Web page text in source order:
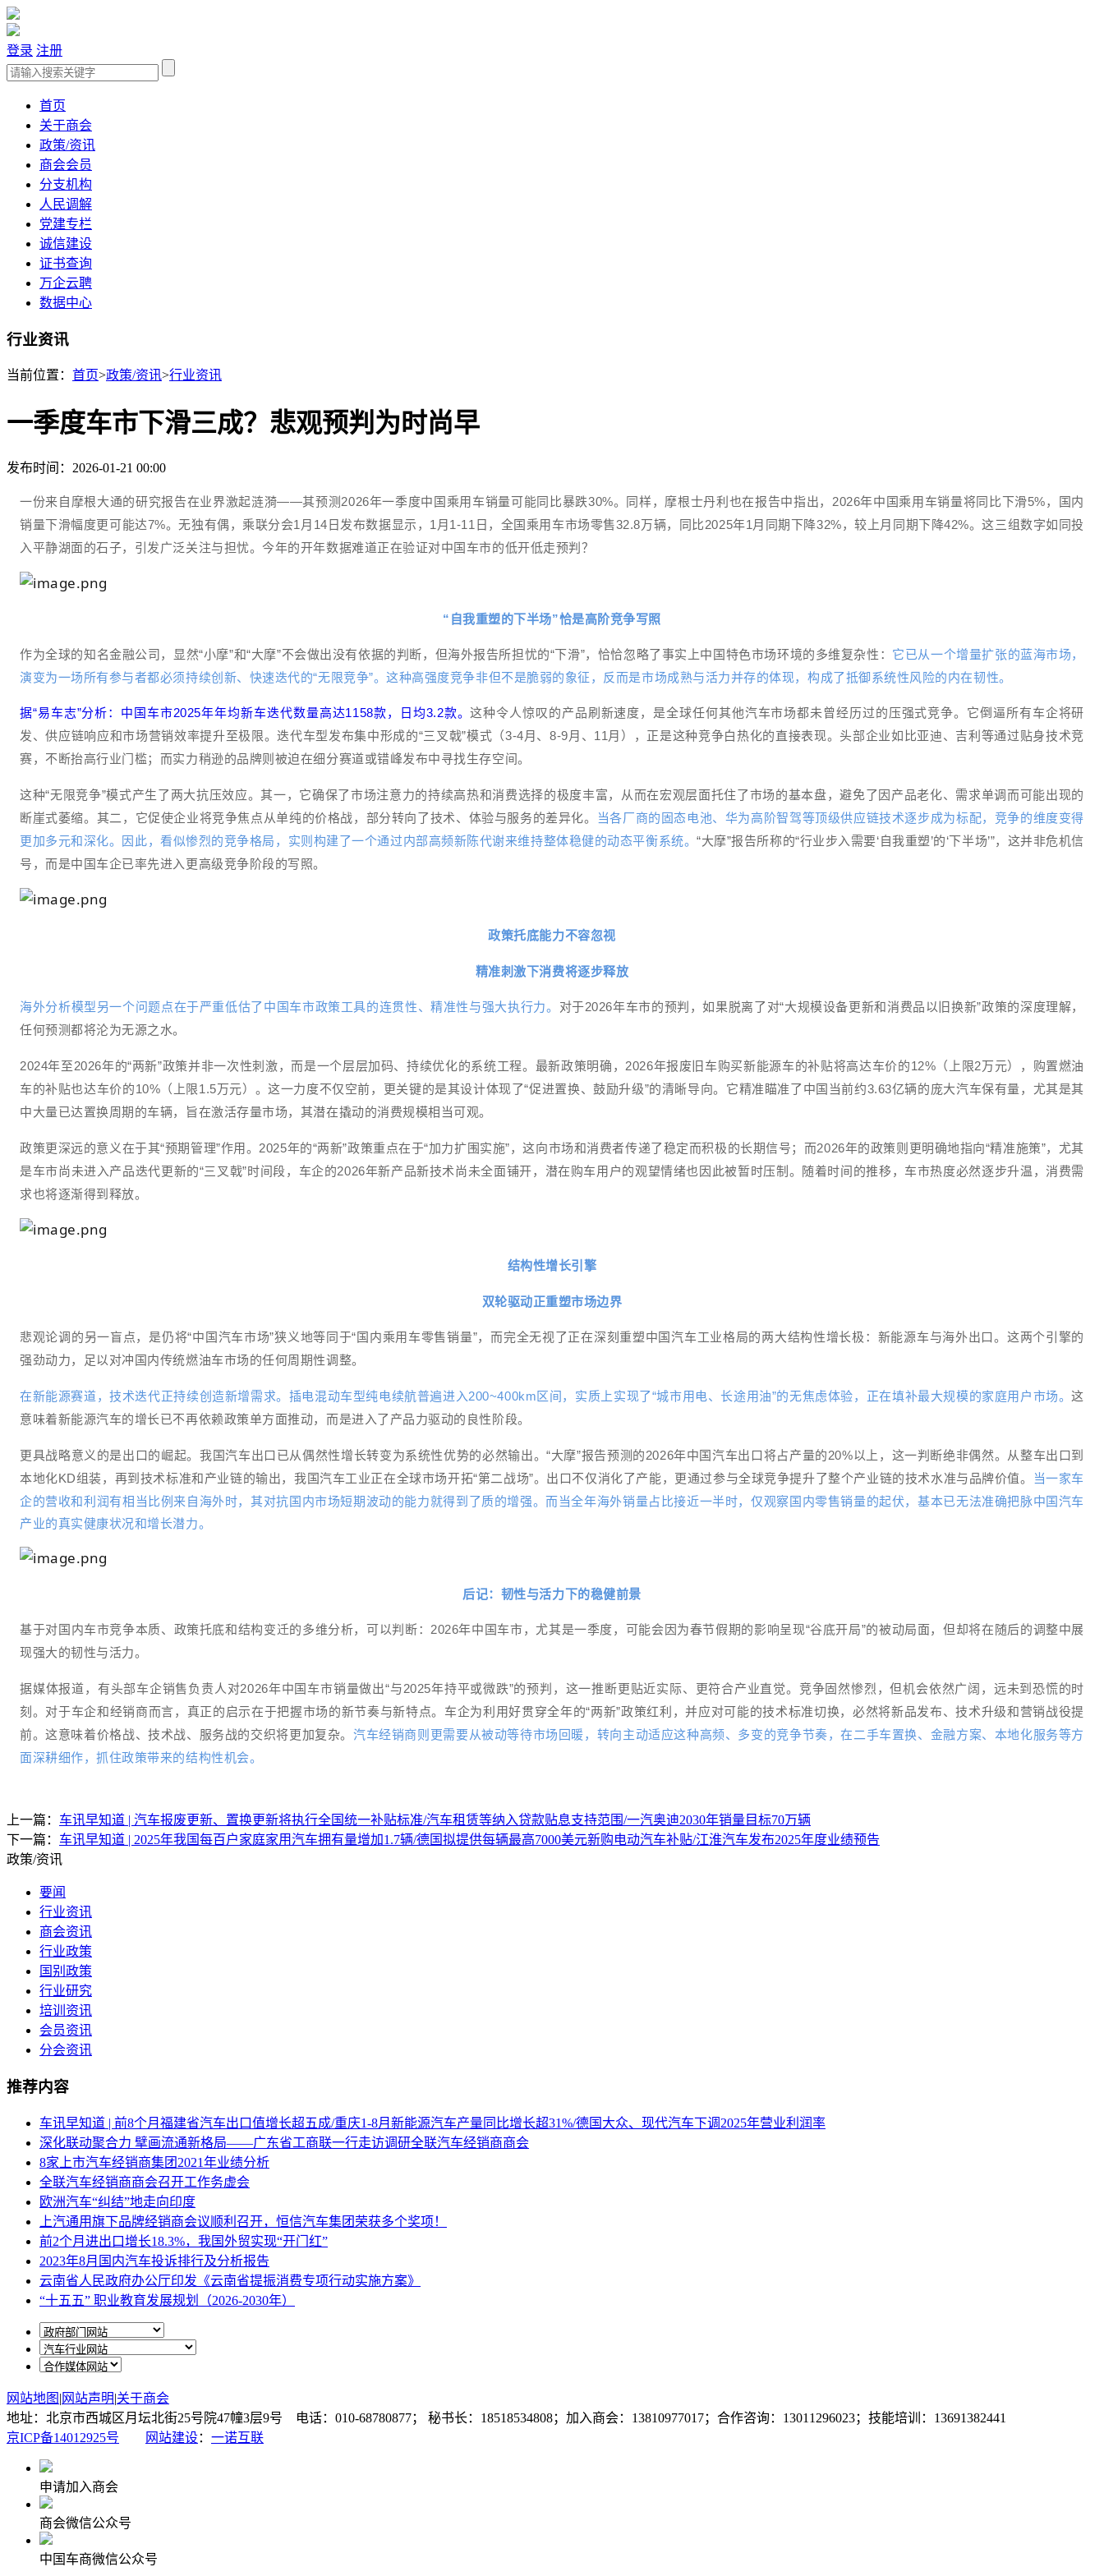
登录 注册
首页
关于商会
政策/资讯
商会会员
分支机构
人民调解
党建专栏
诚信建设
证书查询
万企云聘
数据中心
行业资讯
当前位置： 首页>政策/资讯>行业资讯
一季度车市下滑三成？悲观预判为时尚早
发布时间：2026-01-21 00:00
一份来自摩根大通的研究报告在业界激起涟漪——其预测2026年一季度中国乘用车销量可能同比暴跌30%。同样，摩根士丹利也在报告中指出，2026年中国乘用车销量将同比下滑5%，国内
销量下滑幅度更可能达7%。无独有偶，乘联分会1月14日发布数据显示，1月1-11日，全国乘用车市场零售32.8万辆，同比2025年1月同期下降32%，较上月同期下降42%。这三组数字如同投
入平静湖面的石子，引发广泛关注与担忧。今年的开年数据难道正在验证对中国车市的低开低走预判？
“自我重塑的下半场”恰是高阶竞争写照
作为全球的知名金融公司，显然“小摩”和“大摩”不会做出没有依据的判断，但海外报告所担忧的“下滑”，恰恰忽略了事实上中国特色市场环境的多维复杂性： 它已从一个增量扩张的蓝海市场，
演变为一场所有参与者都必须持续创新、快速迭代的“无限竞争”。这种高强度竞争非但不是脆弱的象征，反而是市场成熟与活力并存的体现，构成了抵御系统性风险的内在韧性。
据“易车志”分析：中国车市2025年年均新车迭代数量高达1158款，日均3.2款。这种令人惊叹的产品刷新速度，是全球任何其他汽车市场都未曾经历过的压强式竞争。它倒逼所有车企将研
发、供应链响应和市场营销效率提升至极限。迭代车型发布集中形成的“三叉戟”模式（3-4月、8-9月、11月），正是这种竞争白热化的直接表现。头部企业如比亚迪、吉利等通过贴身技术竞
赛，不断抬高行业门槛；而实力稍逊的品牌则被迫在细分赛道或错峰发布中寻找生存空间。
这种“无限竞争”模式产生了两大抗压效应。其一，它确保了市场注意力的持续高热和消费选择的极度丰富，从而在宏观层面托住了市场的基本盘，避免了因产品老化、需求单调而可能出现的
断崖式萎缩。其二，它促使企业将竞争焦点从单纯的价格战，部分转向了技术、体验与服务的差异化。
当各厂商的固态电池、华为高阶智驾等顶级供应链技术逐步成为标配，竞争的维度变得
更加多元和深化。因此，看似惨烈的竞争格局，实则构建了一个通过内部高频新陈代谢来维持整体稳健的动态平衡系统。“大摩”报告所称的“行业步入需要‘自我重塑’的‘下半场’”，这并非危机信
号，而是中国车企已率先进入更高级竞争阶段的写照。
政策托底能力不容忽视
精准刺激下消费将逐步释放
海外分析模型另一个问题点在于严重低估了中国车市政策工具的连贯性、精准性与强大执行力。 对于2026年车市的预判，如果脱离了对“大规模设备更新和消费品以旧换新”政策的深度理解，
任何预测都将沦为无源之水。
2024年至2026年的“两新”政策并非一次性刺激，而是一个层层加码、持续优化的系统工程。最新政策明确，2026年报废旧车购买新能源车的补贴将高达车价的12%（上限2万元），购置燃油
车的补贴也达车价的10%（上限1.5万元）。这一力度不仅空前，更关键的是其设计体现了“促进置换、鼓励升级”的清晰导向。它精准瞄准了中国当前约3.63亿辆的庞大汽车保有量，尤其是其
中大量已达置换周期的车辆，旨在激活存量市场，其潜在撬动的消费规模相当可观。
政策更深远的意义在于其“预期管理”作用。2025年的“两新”政策重点在于“加力扩围实施”，这向市场和消费者传递了稳定而积极的长期信号；而2026年的政策则更明确地指向“精准施策”，尤其
是车市尚未进入产品迭代更新的“三叉戟”时间段，车企的2026年新产品新技术尚未全面铺开，潜在购车用户的观望情绪也因此被暂时压制。随着时间的推移，车市热度必然逐步升温，消费需
求也将逐渐得到释放。
结构性增长引擎
双轮驱动正重塑市场边界
悲观论调的另一盲点，是仍将“中国汽车市场”狭义地等同于“国内乘用车零售销量”，而完全无视了正在深刻重塑中国汽车工业格局的两大结构性增长极：新能源车与海外出口。这两个引擎的
强劲动力，足以对冲国内传统燃油车市场的任何周期性调整。
在新能源赛道，技术迭代正持续创造新增需求。插电混动车型纯电续航普遍进入200~400km区间，实质上实现了“城市用电、长途用油”的无焦虑体验，正在填补最大规模的家庭用户市场。这
意味着新能源汽车的增长已不再依赖政策单方面推动，而是进入了产品力驱动的良性阶段。
更具战略意义的是出口的崛起。我国汽车出口已从偶然性增长转变为系统性优势的必然输出。“大摩”报告预测的2026年中国汽车出口将占产量的20%以上，这一判断绝非偶然。从整车出口到
本地化KD组装，再到技术标准和产业链的输出，我国汽车工业正在全球市场开拓“第二战场”。出口不仅消化了产能，更通过参与全球竞争提升了整个产业链的技术水准与品牌价值。
当一家车
企的营收和利润有相当比例来自海外时，其对抗国内市场短期波动的能力就得到了质的增强。而当全年海外销量占比接近一半时，仅观察国内零售销量的起伏，基本已无法准确把脉中国汽车
产业的真实健康状况和增长潜力。
后记：韧性与活力下的稳健前景
基于对国内车市竞争本质、政策托底和结构变迁的多维分析，可以判断：2026年中国车市，尤其是一季度，可能会因为春节假期的影响呈现“谷底开局”的被动局面，但却将在随后的调整中展
现强大的韧性与活力。
据媒体报道，有头部车企销售负责人对2026年中国车市销量做出“与2025年持平或微跌”的预判，这一推断更贴近实际、更符合产业直觉。竞争固然惨烈，但机会依然广阔，远未到恐慌的时
刻。对于车企和经销商而言，真正的启示在于把握市场的新节奏与新特点。车企为利用好贯穿全年的“两新”政策红利，并应对可能的技术标准切换，必然将新品发布、技术升级和营销战役提
前。这意味着价格战、技术战、服务战的交织将更加复杂。 汽车经销商则更需要从被动等待市场回暖，转向主动适应这种高频、多变的竞争节奏，在二手车置换、金融方案、本地化服务等方
面深耕细作，抓住政策带来的结构性机会。
上一篇： 车讯早知道 | 汽车报废更新、置换更新将执行全国统一补贴标准/汽车租赁等纳入贷款贴息支持范围/一汽奥迪2030年销量目标70万辆
下一篇： 车讯早知道 | 2025年我国每百户家庭家用汽车拥有量增加1.7辆/德国拟提供每辆最高7000美元新购电动汽车补贴/江淮汽车发布2025年度业绩预告
政策/资讯
要闻
行业资讯
商会资讯
行业政策
国别政策
行业研究
培训资讯
会员资讯
分会资讯
推荐内容
车讯早知道 | 前8个月福建省汽车出口值增长超五成/重庆1-8月新能源汽车产量同比增长超31%/德国大众、现代汽车下调2025年营业利润率
深化联动聚合力 擘画流通新格局——广东省工商联一行走访调研全联汽车经销商商会
8家上市汽车经销商集团2021年业绩分析
全联汽车经销商商会召开工作务虚会
欧洲汽车“纠结”地走向印度
上汽通用旗下品牌经销商会议顺利召开，恒信汽车集团荣获多个奖项！
前2个月进出口增长18.3%，我国外贸实现“开门红”
2023年8月国内汽车投诉排行及分析报告
云南省人民政府办公厅印发《云南省提振消费专项行动实施方案》
“十五五” 职业教育发展规划（2026-2030年）
网站地图 | 网站声明|关于商会
地址：北京市西城区月坛北街25号院47幢3层9号 电话：010-68780877； 秘书长：18518534808；加入商会：13810977017；合作咨询：13011296023；技能培训：13691382441
京ICP备14012925号
网站建设： 一诺互联
申请加入商会
商会微信公众号
中国车商微信公众号